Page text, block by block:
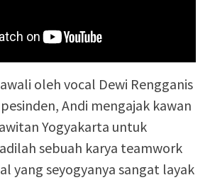
oleh vocal Dewi Rengganis
Andi mengajak kawan
Yogyakarta untuk
sebuah karya teamwork
yang seyogyanya sangat layak